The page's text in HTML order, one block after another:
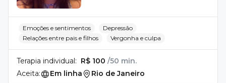
Emoções e sentimentos
Depressão
Relações entre pais e filhos
Vergonha e culpa
Terapia individual: R$ 100 /50 min.
Aceita:
Em linha Rio de Janeiro